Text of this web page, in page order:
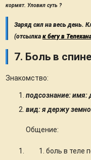
кормят. Уловил суть ?
Заряд сил на весь день.
(отсылка к бегу в
7. Боль в
Знакомство:
подсознание: имя:
вид: я держу
Общение:
боль в теле